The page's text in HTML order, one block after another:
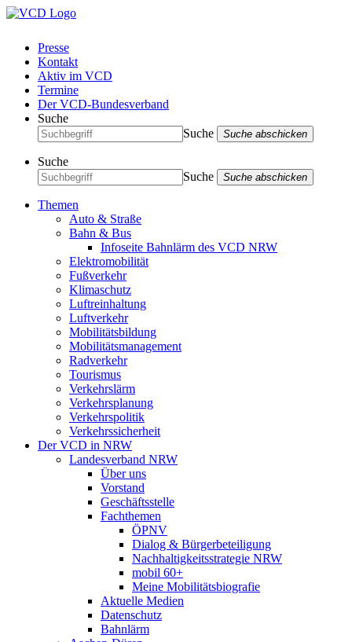
Presse
Kontakt
Aktiv im VCD
Termine
Der VCD-Bundesverband
Suche
Suche
Suche abschicken
Suche
Suche
Suche abschicken
Themen
Auto & Straße
Bahn & Bus
Infoseite Bahnlärm des VCD NRW
Elektromobilität
Fußverkehr
Klimaschutz
Luftreinhaltung
Luftverkehr
Mobilitätsbildung
Mobilitätsmanagement
Radverkehr
Tourismus
Verkehrslärm
Verkehrsplanung
Verkehrspolitik
Verkehrssicherheit
Der VCD in NRW
Landesverband NRW
Über uns
Vorstand
Geschäftsstelle
Fachthemen
ÖPNV
Dialog & Bürgerbeteiligung
Nachhaltigkeitsstrategie NRW
mobil 60+
Meine Mobilitätsbiografie
Aktuelle Medien
Datenschutz
Bahnlärm